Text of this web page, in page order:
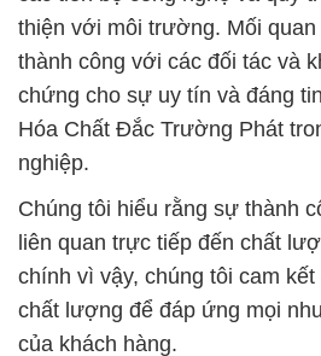
nghiệp.
Chúng tôi hiểu rằng sự thành
liên quan trực tiếp đến chất
chính vì vậy, chúng tôi cam kết
chất lượng để đáp ứng mọi
của khách hàng.
# Nhà phân phối ■ thương mại
Sorbitol 70% Ấn Độ India
# Địa chỉ chuyên cung cấp &
Sorbitol 70% Ấn Độ India